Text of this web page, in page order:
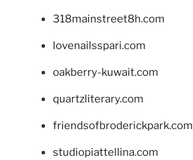
318mainstreet8h.com
lovenailsspari.com
oakberry-kuwait.com
quartzliterary.com
friendsofbroderickpark.com
studiopiattellina.com